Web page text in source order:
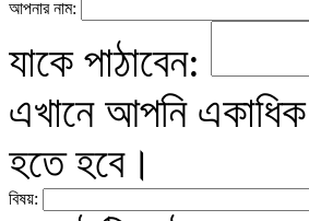
আপনার নাম:
যাকে পাঠাবেন:
এখানে আপনি
হতে হবে।
বিষয়: